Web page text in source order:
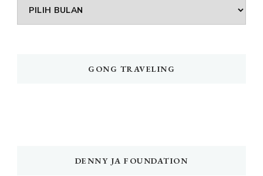
Arsip
GONG TRAVELING
DENNY JA FOUNDATION